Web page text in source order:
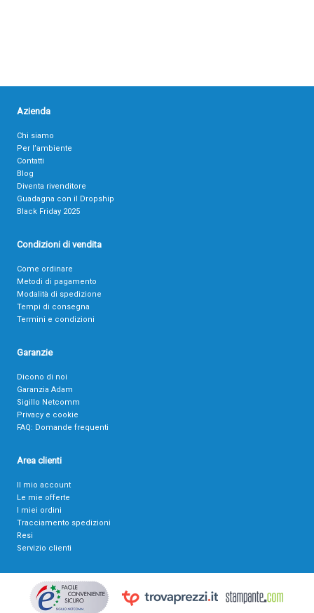
Azienda
Chi siamo
Per l’ambiente
Contatti
Blog
Diventa rivenditore
Guadagna con il Dropship
Black Friday 2025
Condizioni di vendita
Come ordinare
Metodi di pagamento
Modalità di spedizione
Tempi di consegna
Termini e condizioni
Garanzie
Dicono di noi
Garanzia Adam
Sigillo Netcomm
Privacy e cookie
FAQ: Domande frequenti
Area clienti
Il mio account
Le mie offerte
I miei ordini
Tracciamento spedizioni
Resi
Servizio clienti